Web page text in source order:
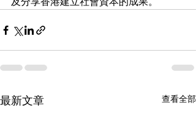
最新文章 查看全部